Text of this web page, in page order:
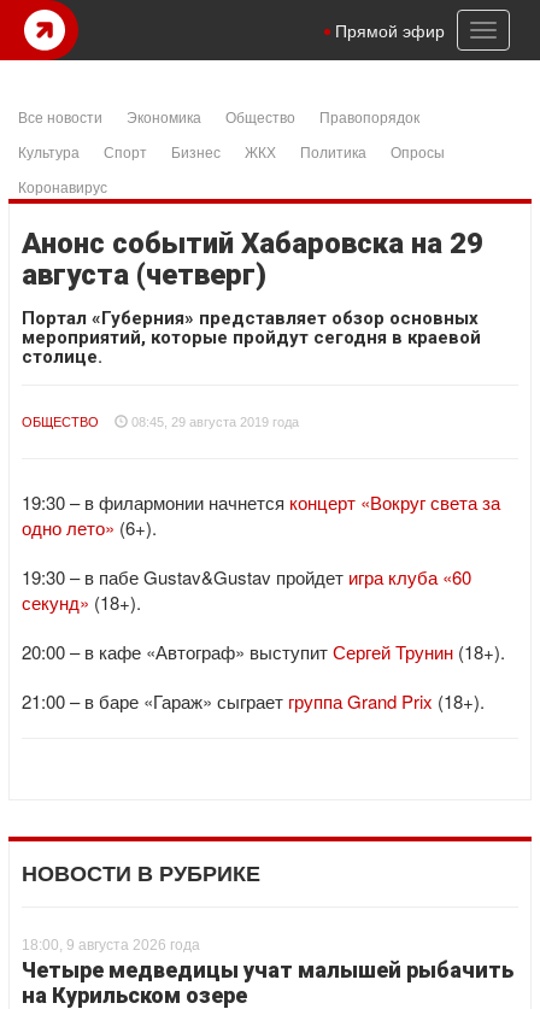
Toggle
Прямой эфир
Все новости Экономика Общество
Правопорядок
Культура
Спорт Бизнес ЖКХ Политика
Опросы
Коронавирус
Анонс событий Хабаровска на 29
августа (четверг)
Портал «Губерния» представляет обзор основных
мероприятий, которые пройдут сегодня в краевой
столице.
ОБЩЕСТВО 08:45, 29 августа 2019 года
19:30 – в филармонии начнется концерт «Вокруг света за
одно лето» (6+).
19:30 – в пабе Gustav&Gustav пройдет игра клуба «60
секунд» (18+).
20:00 – в кафе «Автограф» выступитСергей Трунин (18+).
21:00 – в баре «Гараж» сыграет группа Grand Prix (18+).
НОВОСТИ В РУБРИКЕ
18:00, 9 августа 2026 года
Четыре медведицы учат малышей рыбачить
на Курильском озере